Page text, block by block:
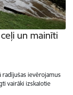
un mainīti
radījušas ievērojamus
vairāki izskalotie